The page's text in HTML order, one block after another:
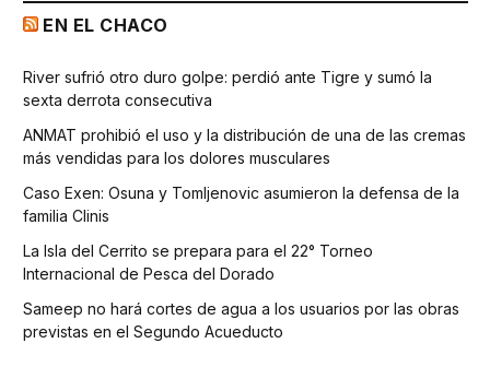
EN EL CHACO
River sufrió otro duro golpe: perdió ante Tigre y sumó la
sexta derrota consecutiva
ANMAT prohibió el uso y la distribución de una de las cremas
más vendidas para los dolores musculares
Caso Exen: Osuna y Tomljenovic asumieron la defensa de la
familia Clinis
La Isla del Cerrito se prepara para el 22° Torneo
Internacional de Pesca del Dorado
Sameep no hará cortes de agua a los usuarios por las obras
previstas en el Segundo Acueducto